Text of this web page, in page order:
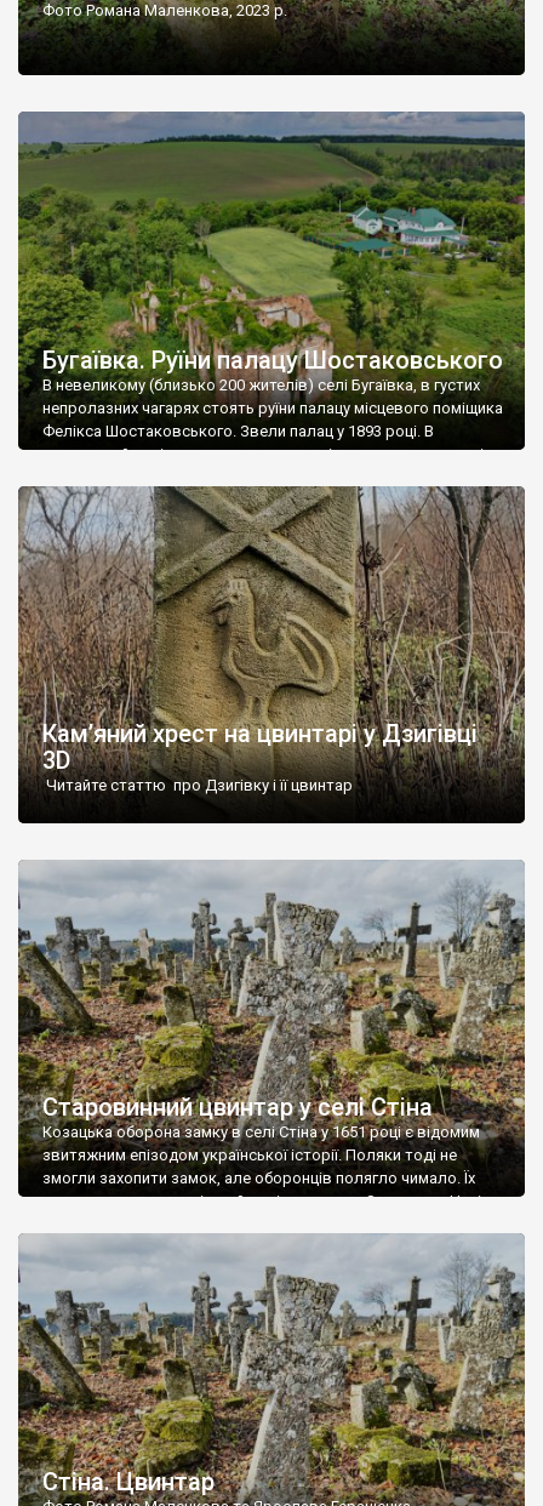
Фото Романа Маленкова, 2023 р.
Бугаївка. Руїни палацу Шостаковського
В невеликому (близько 200 жителів) селі Бугаївка, в густих
непролазних чагарях стоять руїни палацу місцевого поміщика
Фелікса Шостаковського. Звели палац у 1893 році. В
радянський період у ньому спочатку містилася школа, потім
століття тут розмістили туберкульозну лікарню. Коли із
палацу виїхала лікарня – ми точно не […]
Кам’яний хрест на цвинтарі у Дзигівці
3D
Читайте статтю про Дзигівку і її цвинтар
Старовинний цвинтар у селі Стіна
Козацька оборона замку в селі Стіна у 1651 році є відомим
звитяжним епізодом української історії. Поляки тоді не
змогли захопити замок, але оборонців полягло чимало. Їх
поховали на цвинтарі, який тоді називався Замковим. Нині на
ньому чимало хрестів 19 століття, є такі, де епітафії стер […]
Стіна. Цвинтар